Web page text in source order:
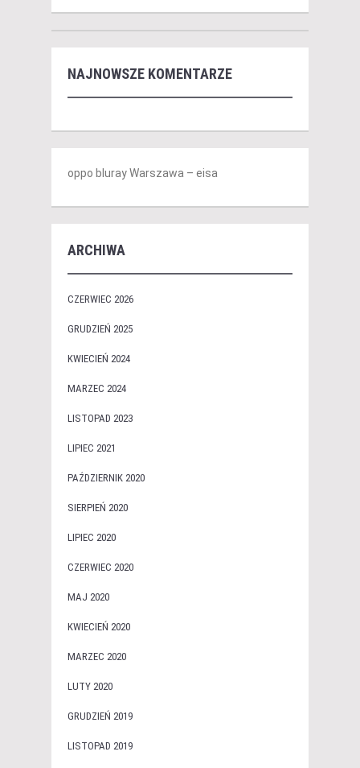
NAJNOWSZE KOMENTARZE
oppo bluray Warszawa – eisa
ARCHIWA
CZERWIEC 2026
GRUDZIEŃ 2025
KWIECIEŃ 2024
MARZEC 2024
LISTOPAD 2023
LIPIEC 2021
PAŹDZIERNIK 2020
SIERPIEŃ 2020
LIPIEC 2020
CZERWIEC 2020
MAJ 2020
KWIECIEŃ 2020
MARZEC 2020
LUTY 2020
GRUDZIEŃ 2019
LISTOPAD 2019